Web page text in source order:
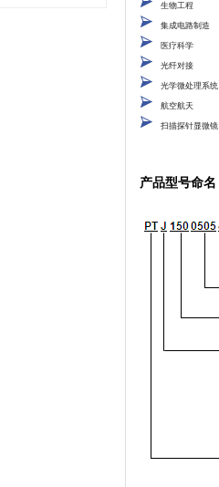
生物工程
集成电路制造
医疗科学
光纤对接
光学微处理系统
航空航天
扫描探针显微镜
产品型号命名